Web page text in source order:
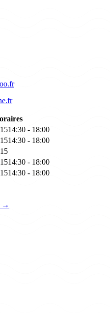
14:30 - 18:00
14:30 - 18:00
14:30 - 18:00
14:30 - 18:00
→